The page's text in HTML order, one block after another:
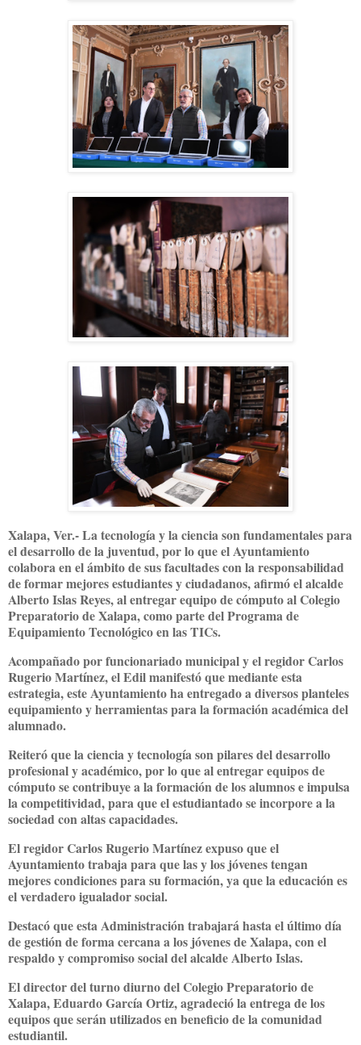
Xalapa, Ver.- La tecnología y la ciencia son fundamentales para
el desarrollo de la juventud, por lo que el Ayuntamiento
colabora en el ámbito de sus facultades con la responsabilidad
de formar mejores estudiantes y ciudadanos, afirmó el alcalde
Alberto Islas Reyes, al entregar equipo de cómputo al Colegio
Preparatorio de Xalapa, como parte del Programa de
Equipamiento Tecnológico en las TICs.
Acompañado por funcionariado municipal y el regidor Carlos
Rugerio Martínez, el Edil manifestó que mediante esta
estrategia, este Ayuntamiento ha entregado a diversos planteles
equipamiento y herramientas para la formación académica del
alumnado.
Reiteró que la ciencia y tecnología son pilares del desarrollo
profesional y académico, por lo que al entregar equipos de
cómputo se contribuye a la formación de los alumnos e impulsa
la competitividad, para que el estudiantado se incorpore a la
sociedad con altas capacidades.
El regidor Carlos Rugerio Martínez expuso que el
Ayuntamiento trabaja para que las y los jóvenes tengan
mejores condiciones para su formación, ya que la educación es
el verdadero igualador social.
Destacó que esta Administración trabajará hasta el último día
de gestión de forma cercana a los jóvenes de Xalapa, con el
respaldo y compromiso social del alcalde Alberto Islas.
El director del turno diurno del Colegio Preparatorio de
Xalapa, Eduardo García Ortiz, agradeció la entrega de los
equipos que serán utilizados en beneficio de la comunidad
estudiantil.